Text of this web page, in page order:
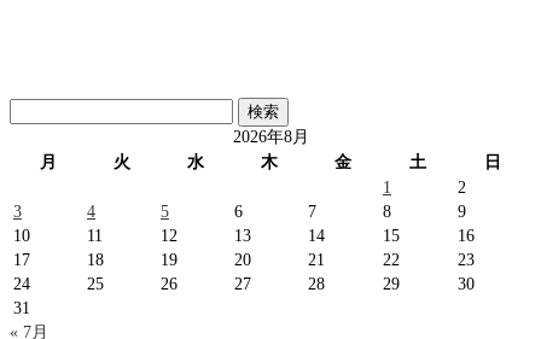
索:
2026年8月
月
火 水 木 金 土
日
1
2
3
4 5 6 7 8
9
10
11 12 13 14 15
16
17
18 19 20 21 22
23
24
25 26 27 28 29
30
31
« 7月